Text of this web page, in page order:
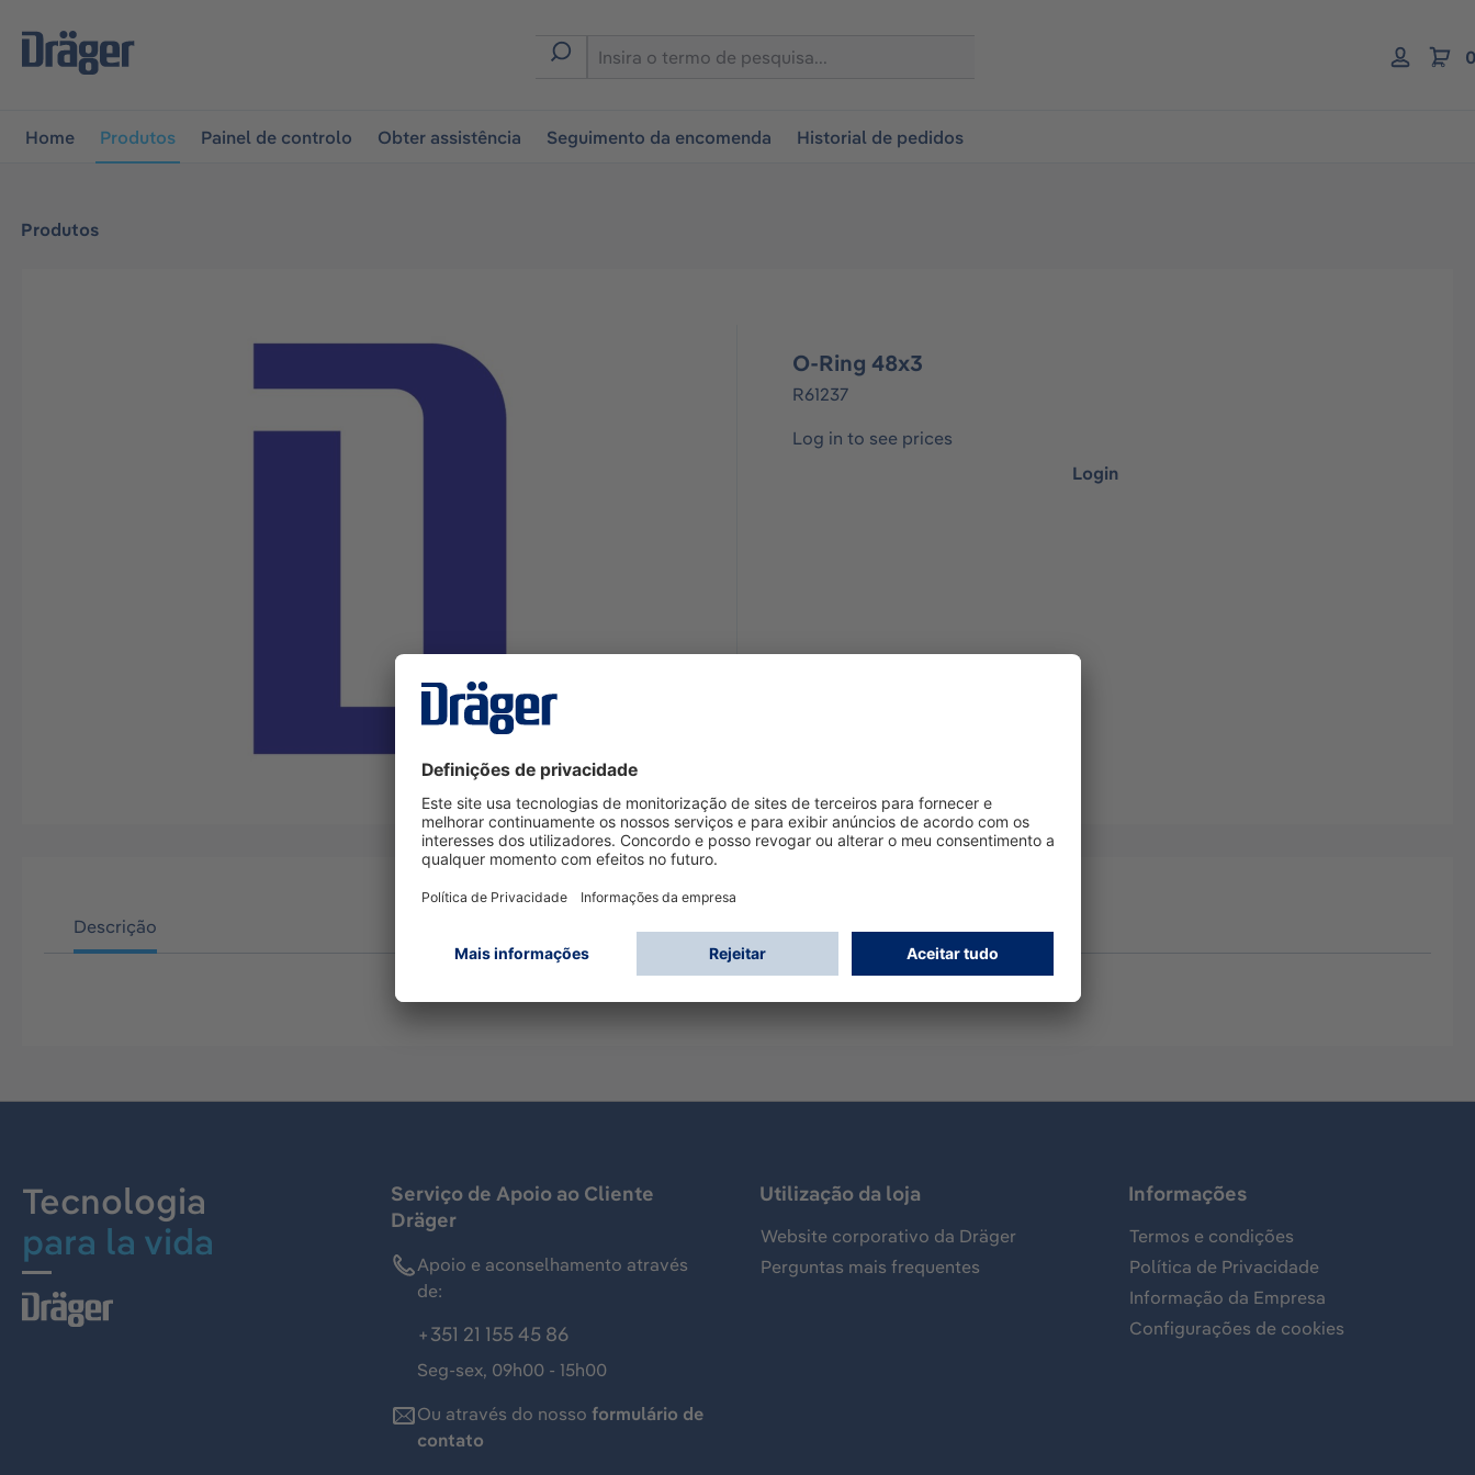
a navegação principal
Home Produtos Painel de controlo Obter assistência Seguimento da encomenda Historial de pedidos
Produtos
O-Ring 48x3
R61237
Log in to see prices
Login
Descrição
Tecnologia
para la vida
Serviço de Apoio ao Cliente
Dräger
Apoio e aconselhamento através
de:
+351 21 155 45 86
Seg-sex, 09h00 - 15h00
Ou através do nosso formulário de
contato
Utilização da loja
Website corporativo da Dräger
Perguntas mais frequentes
Informações
Termos e condições
Política de Privacidade
Informação da Empresa
Configurações de cookies